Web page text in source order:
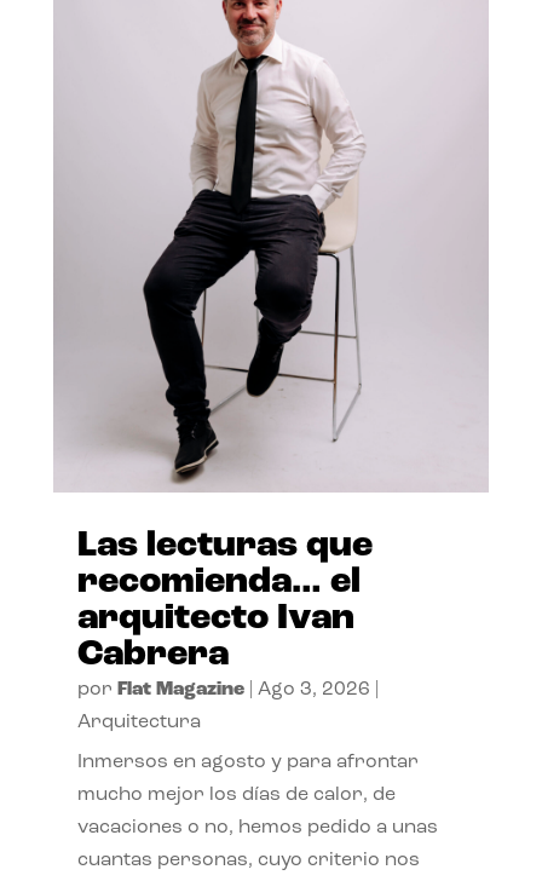
Las lecturas que
recomienda… el
arquitecto Ivan
Cabrera
por Flat Magazine| Ago 3, 2026
Arquitectura
Inmersos en agosto y para afrontar
mucho mejor los días de calor, de
vacaciones o no, hemos pedido a unas
cuantas personas, cuyo criterio nos